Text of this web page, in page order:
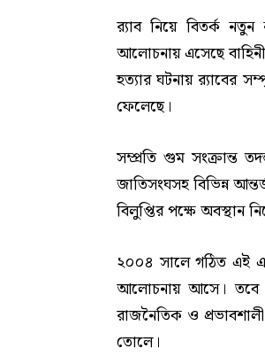
র‍্যাব নিয়ে বিতর্ক
আলোচনায় এসেছে
হত্যার ঘটনায় র‍্যাবের
ফেলেছে।
সম্প্রতি গুম সংক্রান্ত
জাতিসংঘসহ বিভিন্ন
বিলুপ্তির পক্ষে অবস্থান
২০০৪ সালে গঠিত এই
আলোচনায় আসে। তবে
রাজনৈতিক ও
তোলে।